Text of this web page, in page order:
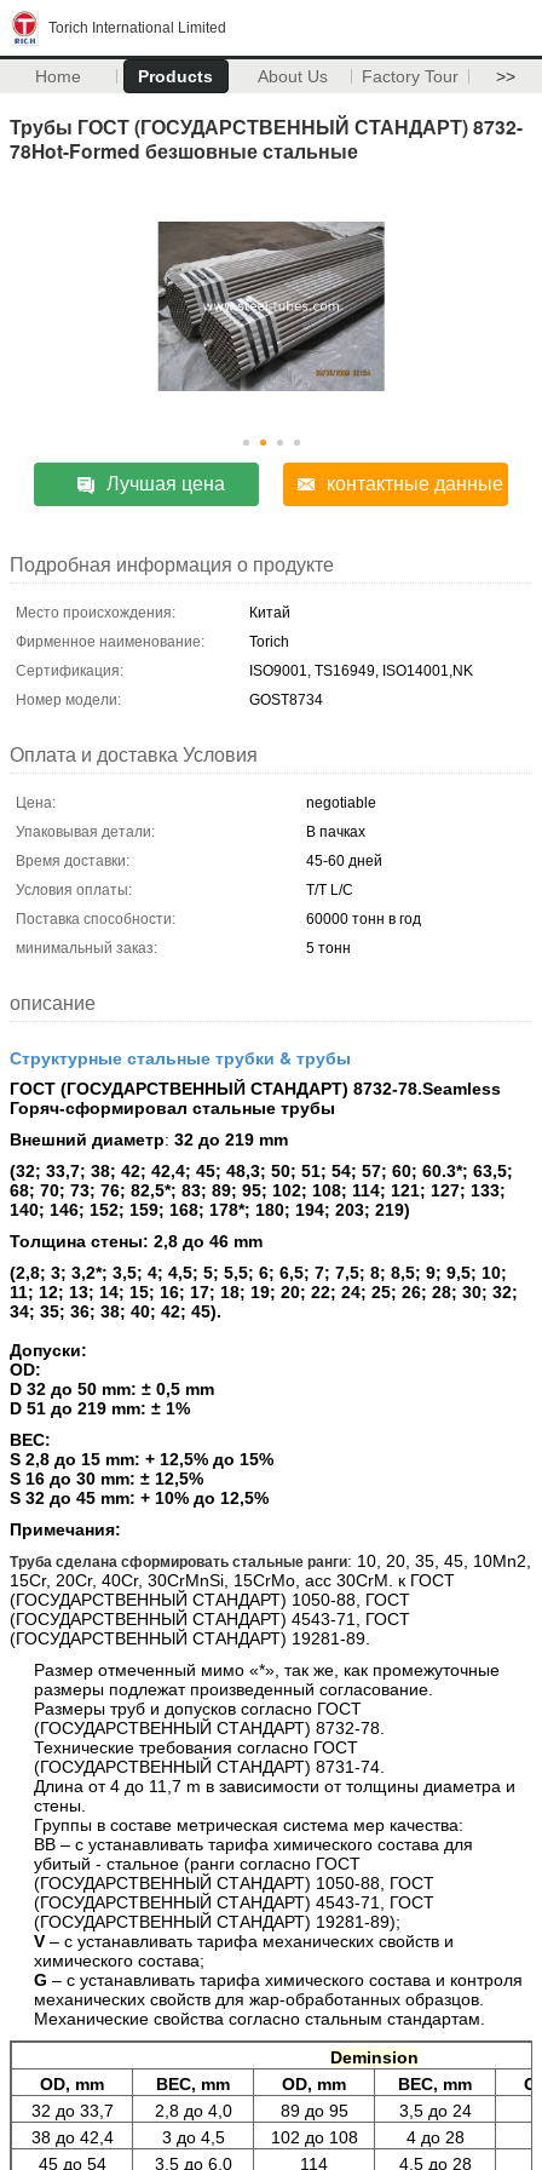
Torich International Limited
Home Products About Us Factory Tour >>
Трубы ГОСТ (ГОСУДАРСТВЕННЫЙ СТАНДАРТ) 8732-
78Hot-Formed безшовные стальные
Лучшая цена контактные данные
Подробная информация о продукте
Место происхождения:
Китай
Фирменное наименование:
Torich
Сертификация:
ISO9001, TS16949, ISO14001,NK
Номер модели:
GOST8734
Оплата и доставка Условия
Цена:
negotiable
Упаковывая детали:
В пачках
Время доставки:
45-60 дней
Условия оплаты:
T/T L/C
Поставка способности:
60000 тонн в год
минимальный заказ:
5 тонн
описание
Структурные стальные трубки & трубы
ГОСТ (ГОСУДАРСТВЕННЫЙ СТАНДАРТ) 8732-78.Seamless
Горяч-сформировал стальные трубы
Внешний диаметр: 32 до 219 mm
(32; 33,7; 38; 42; 42,4; 45; 48,3; 50; 51; 54; 57; 60; 60.3*; 63,5;
68; 70; 73; 76; 82,5*; 83; 89; 95; 102; 108; 114; 121; 127; 133;
140; 146; 152; 159; 168; 178*; 180; 194; 203; 219)
Толщина стены: 2,8 до 46 mm
(2,8; 3; 3,2*; 3,5; 4; 4,5; 5; 5,5; 6; 6,5; 7; 7,5; 8; 8,5; 9; 9,5; 10;
11; 12; 13; 14; 15; 16; 17; 18; 19; 20; 22; 24; 25; 26; 28; 30; 32;
34; 35; 36; 38; 40; 42; 45).
Допуски:
OD:
D 32 до 50 mm: ± 0,5 mm
D 51 до 219 mm: ± 1%
ВЕС:
S 2,8 до 15 mm: + 12,5% до 15%
S 16 до 30 mm: ± 12,5%
S 32 до 45 mm: + 10% до 12,5%
Примечания:
Труба сделана сформировать стальные ранги: 10, 20, 35, 45, 10Mn2,
15Cr, 20Cr, 40Cr, 30CrMnSi, 15CrMo, acc 30CrM. к ГОСТ
(ГОСУДАРСТВЕННЫЙ СТАНДАРТ) 1050-88, ГОСТ
(ГОСУДАРСТВЕННЫЙ СТАНДАРТ) 4543-71, ГОСТ
(ГОСУДАРСТВЕННЫЙ СТАНДАРТ) 19281-89.
Размер отмеченный мимо «*», так же, как промежуточные
размеры подлежат произведенный согласование.
Размеры труб и допусков согласно ГОСТ
(ГОСУДАРСТВЕННЫЙ СТАНДАРТ) 8732-78.
Технические требования согласно ГОСТ
(ГОСУДАРСТВЕННЫЙ СТАНДАРТ) 8731-74.
Длина от 4 до 11,7 m в зависимости от толщины диаметра и
стены.
Группы в составе метрическая система мер качества:
BВ – с устанавливать тарифа химического состава для
убитый - стальное (ранги согласно ГОСТ
(ГОСУДАРСТВЕННЫЙ СТАНДАРТ) 1050-88, ГОСТ
(ГОСУДАРСТВЕННЫЙ СТАНДАРТ) 4543-71, ГОСТ
(ГОСУДАРСТВЕННЫЙ СТАНДАРТ) 19281-89);
V – с устанавливать тарифа механических свойств и
химического состава;
G – с устанавливать тарифа химического состава и контроля
механических свойств для жар-обработанных образцов.
Механические свойства согласно стальным стандартам.
Deminsion
OD, mm ВЕС, mm OD, mm ВЕС, mm
32 до 33,7
2,8 до 4,0 89 до 95 3,5 до 24
38 до 42,4
3 до 4,5 102 до 108 4 до 28
45 до 54
3,5 до 6,0 114 4,5 до 28